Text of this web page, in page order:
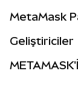
Perps
RWA'lar
MetaMask
Geliştiriciler